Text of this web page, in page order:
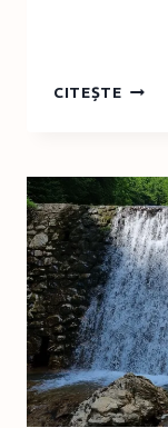
CITEȘTE
ȘI
CELE
MAI
DIN